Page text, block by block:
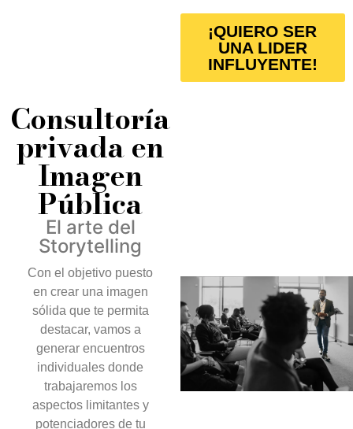
¡QUIERO SER
UNA LIDER
INFLUYENTE!
Consultoría
privada en
Imagen
Pública
El arte del
Storytelling
Con el objetivo puesto
en crear una imagen
sólida que te permita
destacar, vamos a
generar encuentros
individuales donde
trabajaremos los
aspectos limitantes y
potenciadores de tu